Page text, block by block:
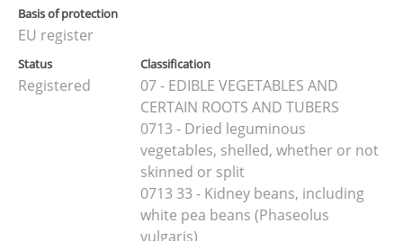
Basis of protection
EU register
Status
Registered
Classification
07 - EDIBLE VEGETABLES AND
CERTAIN ROOTS AND TUBERS
0713 - Dried leguminous
vegetables, shelled, whether or not
skinned or split
0713 33 - Kidney beans, including
white pea beans (Phaseolus
vulgaris)